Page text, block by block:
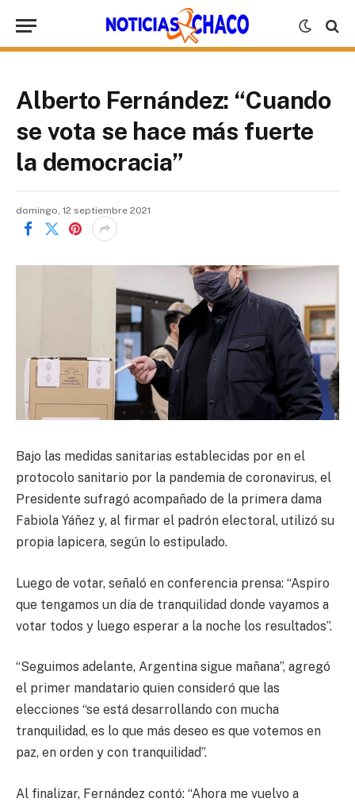
Alberto Fernández: “Cuando
se vota se hace más fuerte
la democracia”
domingo, 12 septiembre 2021
Bajo las medidas sanitarias establecidas por en el
protocolo sanitario por la pandemia de coronavirus, el
Presidente sufragó acompañado de la primera dama
Fabiola Yáñez y, al firmar el padrón electoral, utilizó su
propia lapicera, según lo estipulado.
Luego de votar, señaló en conferencia prensa: “Aspiro
que tengamos un día de tranquilidad donde vayamos a
votar todos y luego esperar a la noche los resultados”.
“Seguimos adelante, Argentina sigue mañana”, agregó
el primer mandatario quien consideró que las
elecciones “se está desarrollando con mucha
tranquilidad, es lo que más deseo es que votemos en
paz, en orden y con tranquilidad”.
Al finalizar, Fernández contó: “Ahora me vuelvo a